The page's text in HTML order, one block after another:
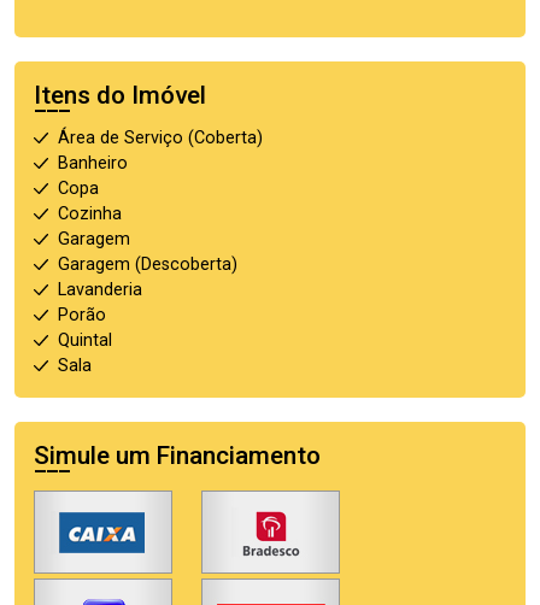
Itens do Imóvel
Área de Serviço (Coberta)
Banheiro
Copa
Cozinha
Garagem
Garagem (Descoberta)
Lavanderia
Porão
Quintal
Sala
Simule um Financiamento